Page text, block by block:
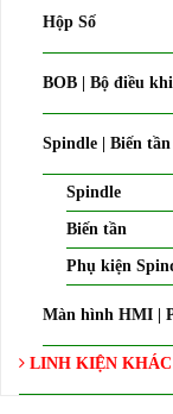
Hộp Số
BOB | Bộ điều
Spindle | Biến
Spindle
Biến tần
Phụ kiện
Màn hình HMI |
LINH KIỆN KHÁC